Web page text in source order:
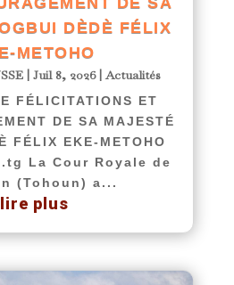
DÈDÈ FÉLIX
METOHO
| Juil 8, 2026|Actualités
FÉLICITATIONS ET
DE SA MAJESTÉ
FÉLIX EKE-METOHO
La Cour Royale de
(Tohoun) a...
lire plus